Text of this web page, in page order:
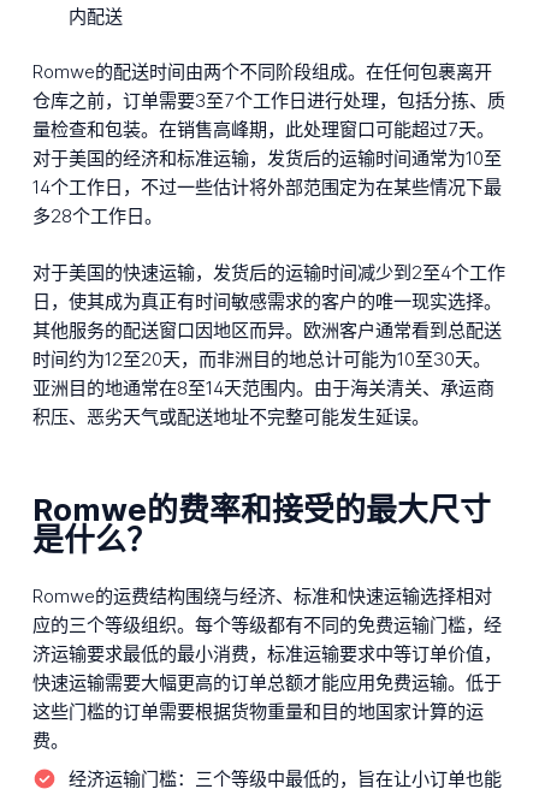
内配送
Romwe的配送时间由两个不同阶段组成。在任何包裹离开
仓库之前，订单需要3至7个工作日进行处理，包括分拣、质
量检查和包装。在销售高峰期，此处理窗口可能超过7天。
对于美国的经济和标准运输，发货后的运输时间通常为10至
14个工作日，不过一些估计将外部范围定为在某些情况下最
多28个工作日。
对于美国的快速运输，发货后的运输时间减少到2至4个工作
日，使其成为真正有时间敏感需求的客户的唯一现实选择。
其他服务的配送窗口因地区而异。欧洲客户通常看到总配送
时间约为12至20天，而非洲目的地总计可能为10至30天。
亚洲目的地通常在8至14天范围内。由于海关清关、承运商
积压、恶劣天气或配送地址不完整可能发生延误。
Romwe的费率和接受的最大尺寸
是什么？
Romwe的运费结构围绕与经济、标准和快速运输选择相对
应的三个等级组织。每个等级都有不同的免费运输门槛，经
济运输要求最低的最小消费，标准运输要求中等订单价值，
快速运输需要大幅更高的订单总额才能应用免费运输。低于
这些门槛的订单需要根据货物重量和目的地国家计算的运
费。
经济运输门槛： 三个等级中最低的，旨在让小订单也能